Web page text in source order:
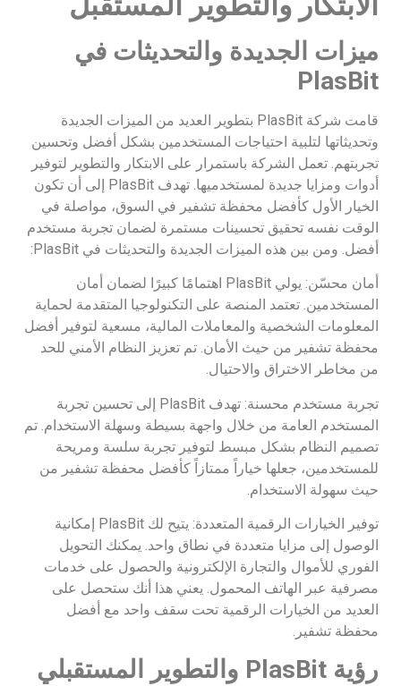
ميزات الجديدة والتحديثات في
PlasBit
قامت شركة PlasBit بتطوير العديد من الميزات الجديدة
وتحديثاتها لتلبية احتياجات المستخدمين بشكل أفضل وتحسين
تجربتهم. تعمل الشركة باستمرار على الابتكار والتطوير لتوفير
أدوات ومزايا جديدة لمستخدميها. تهدف PlasBit إلى أن تكون
الخيار الأول كأفضل محفظة تشفير في السوق، مواصلة في
الوقت نفسه تحقيق تحسينات مستمرة لضمان تجربة مستخدم
أفضل. ومن بين هذه الميزات الجديدة والتحديثات في PlasBit:
أمان محسّن: يولي PlasBit اهتمامًا كبيرًا لضمان أمان
المستخدمين. تعتمد المنصة على التكنولوجيا المتقدمة لحماية
المعلومات الشخصية والمعاملات المالية، مسعية لتوفير أفضل
محفظة تشفير من حيث الأمان. تم تعزيز النظام الأمني للحد
من مخاطر الاختراق والاحتيال.
تجربة مستخدم محسنة: تهدف PlasBit إلى تحسين تجربة
المستخدم العامة من خلال واجهة بسيطة وسهلة الاستخدام. تم
تصميم النظام بشكل مبسط لتوفير تجربة سلسة ومريحة
للمستخدمين، جعلها خياراً ممتازاً كأفضل محفظة تشفير من
حيث سهولة الاستخدام.
توفير الخيارات الرقمية المتعددة: يتيح لك PlasBit إمكانية
الوصول إلى مزايا متعددة في نطاق واحد. يمكنك التحويل
الفوري للأموال والتجارة الإلكترونية والحصول على خدمات
مصرفية عبر الهاتف المحمول. يعني هذا أنك ستحصل على
العديد من الخيارات الرقمية تحت سقف واحد مع أفضل
محفظة تشفير.
رؤية PlasBit والتطوير المستقبلي